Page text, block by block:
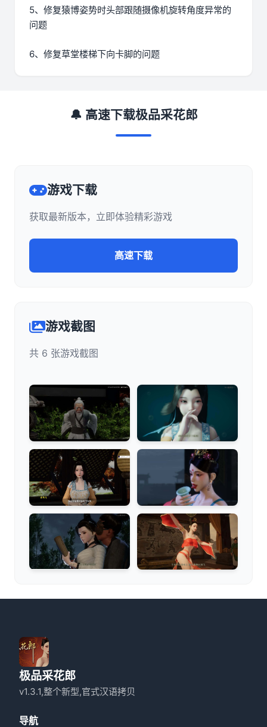
5、修复猿博姿势时头部跟随摄像机旋转角度异常的
问题
6、修复草堂楼梯下向卡脚的问题
🔔 高速下载极品采花郎
游戏下载
获取最新版本，立即体验精彩游戏
高速下载
游戏截图
共 6 张游戏截图
极品采花郎
v1.3.1,整个新型,官式汉语拷贝
导航